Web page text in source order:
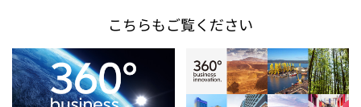
こちらもご覧ください